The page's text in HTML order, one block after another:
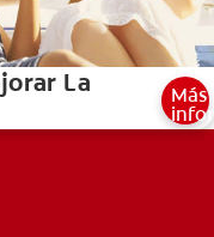
La
Más